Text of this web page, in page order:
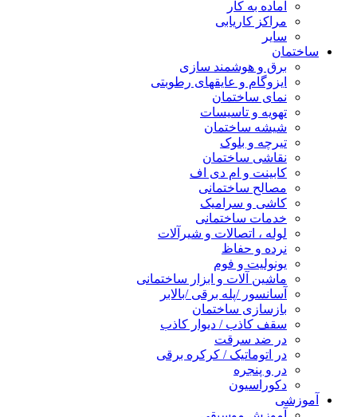
آماده به کار
مراکز کاریابی
سایر
ساختمان
برق و هوشمند سازی
ایزوگام و عایقهای رطوبتی
نمای ساختمان
تهویه و تاسیسات
شیشه ساختمان
تیرچه و بلوک
نقاشی ساختمان
کابینت و ام دی اف
مصالح ساختمانی
کاشی و سرامیک
خدمات ساختمانی
لوله ، اتصالات و شیرآلات
نرده و حفاظ
یونولیت و فوم
ماشین آلات و ابزار ساختمانی
آسانسور /پله برقی /بالابر
بازسازی ساختمان
سقف کاذب / دیوار کاذب
در ضد سرقت
در اتوماتیک / کرکره برقی
در و پنجره
دکوراسیون
آموزشی